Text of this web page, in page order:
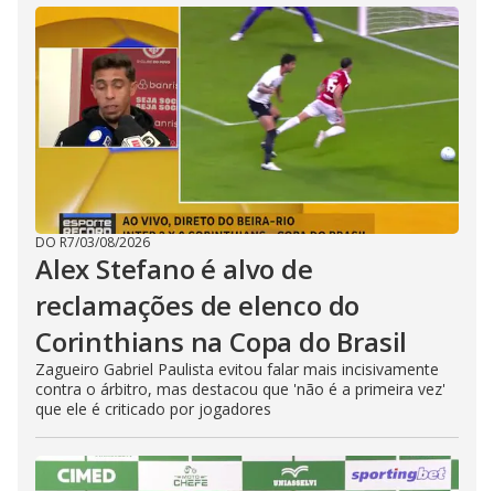
DO R7/03/08/2026
Alex Stefano é alvo de
reclamações de elenco do
Corinthians na Copa do Brasil
Zagueiro Gabriel Paulista evitou falar mais incisivamente
contra o árbitro, mas destacou que 'não é a primeira vez'
que ele é criticado por jogadores